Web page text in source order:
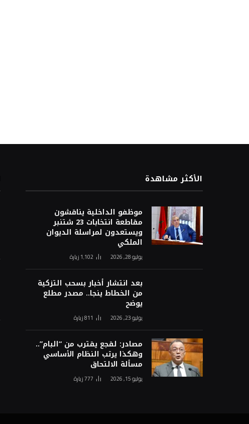
الأكثر مشاهدة
موظفو الداخلية يناقشون
مقاطعة انتخابات 23 شتنبر
ويستعدون لمراسلة الديوان
الملكي
يوليو 28, 2026 1٬102 زيارة
بعد انتشار أخبار بسحب التزكية
من الخطاط ينجا.. مصدر مطلع
يوضح
يوليو 23, 2026 811زيارة
مصادر: لقجع يقترب من “البام”..
وهكذا يرتب النظام الأساسي
مسألة الالتحاق
يوليو 15, 2026 777زيارة